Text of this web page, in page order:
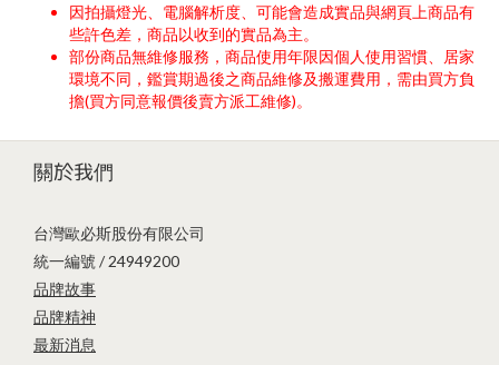
因拍攝燈光、電腦解析度、可能會造成實品與網頁上商品有
些許色差，商品以收到的實品為主。
部份商品無維修服務，商品使用年限因個人使用習慣、居家
環境不同，鑑賞期過後之商品維修及搬運費用，需由買方負
擔(買方同意報價後賣方派工維修)。
關於我們
台灣歐必斯股份有限公司
統一編號 / 24949200
品牌故事
品牌精神
最新消息